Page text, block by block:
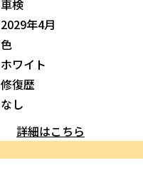
車検
2029年4月
色
ホワイト
修復歴
なし
詳細はこちら